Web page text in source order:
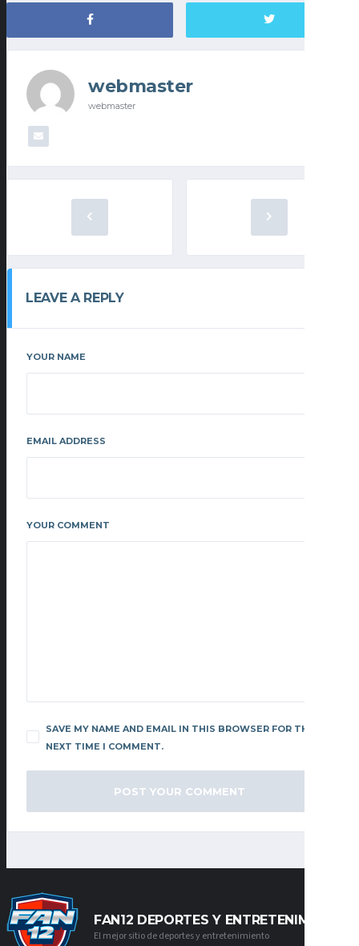
webmaster
webmaster
LEAVE A REPLY
YOUR NAME
EMAIL ADDRESS
YOUR COMMENT
SAVE MY NAME AND EMAIL IN THIS BROWSER FOR THE
NEXT TIME I COMMENT.
FAN12 DEPORTES Y ENTRETENIMIENTO
El mejor sitio de deportes y entretenimiento